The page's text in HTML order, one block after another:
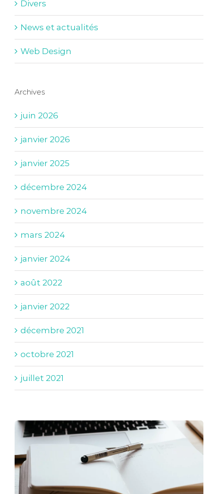
Divers
News et actualités
Web Design
Archives
juin 2026
janvier 2026
janvier 2025
décembre 2024
novembre 2024
mars 2024
janvier 2024
août 2022
janvier 2022
décembre 2021
octobre 2021
juillet 2021